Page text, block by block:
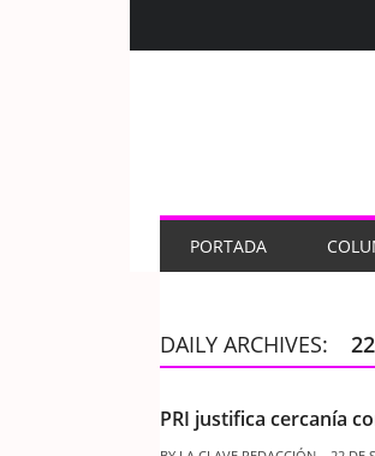
PORTADA
DAILY ARCHIVES:
PRI justifica cercanía